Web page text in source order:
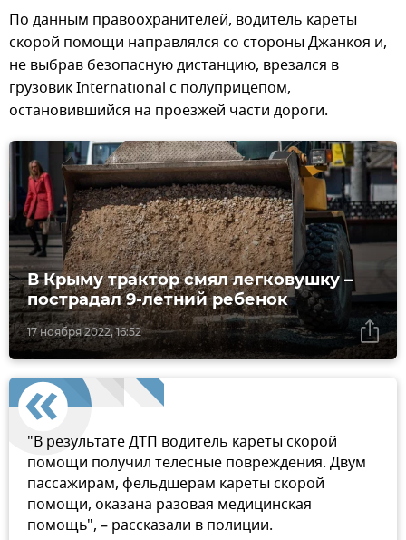
По данным правоохранителей, водитель кареты
скорой помощи направлялся со стороны Джанкоя и,
не выбрав безопасную дистанцию, врезался в
грузовик International с полуприцепом,
остановившийся на проезжей части дороги.
17 ноября 2022, 16:52
В Крыму трактор смял легковушку –
пострадал 9-летний ребенок
"В результате ДТП водитель кареты скорой
помощи получил телесные повреждения. Двум
пассажирам, фельдшерам кареты скорой
помощи, оказана разовая медицинская
помощь", – рассказали в полиции.